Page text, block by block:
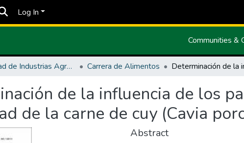
Log In
Communities &
Facultad de Industrias Agropecuarias y Ciencias Ambientales Carrera de Alimentos
de la influencia de los
de la carne de cuy (Cavia
Abstract